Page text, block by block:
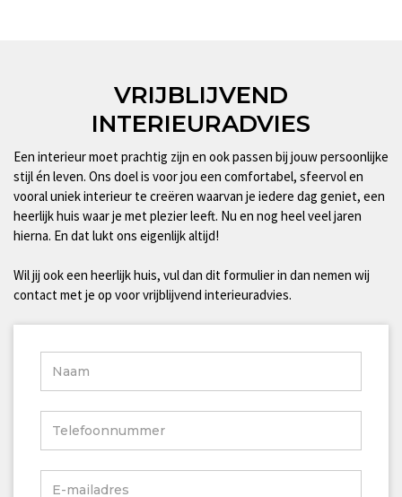
VRIJBLIJVEND
INTERIEURADVIES
Een interieur moet prachtig zijn en ook passen bij jouw persoonlijke
stijl én leven. Ons doel is voor jou een comfortabel, sfeervol en
vooral uniek interieur te creëren waarvan je iedere dag geniet, een
heerlijk huis waar je met plezier leeft. Nu en nog heel veel jaren
hierna. En dat lukt ons eigenlijk altijd!
Wil jij ook een heerlijk huis, vul dan dit formulier in dan nemen wij
contact met je op voor vrijblijvend interieuradvies.